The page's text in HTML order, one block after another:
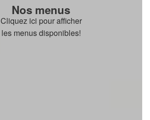
Nos menus
Cliquez ici pour afficher
les menus disponibles!